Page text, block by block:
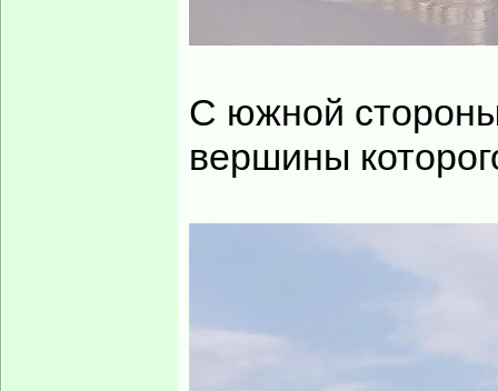
С южной
вершины